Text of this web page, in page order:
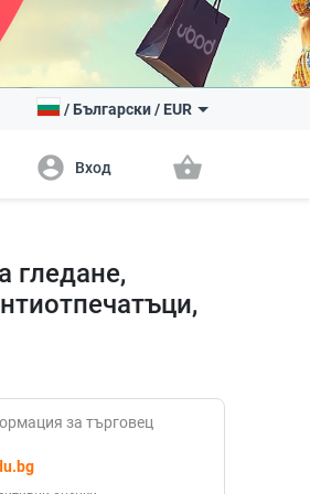
/Български/ EUR
account_circle Вход shopping_basket
гледане,
за търговец